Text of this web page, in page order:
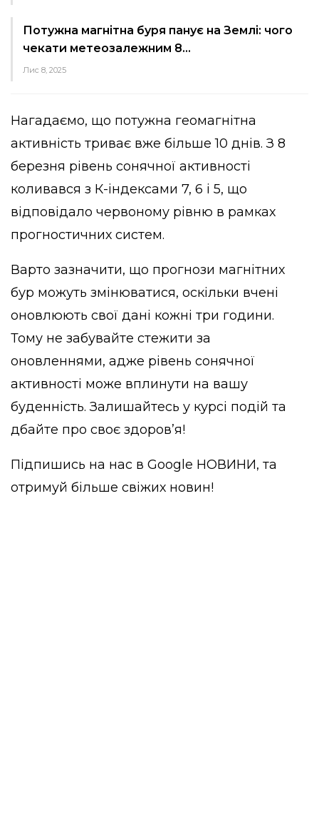
Потужна магнітна буря панує на Землі: чого
чекати метеозалежним 8…
Лис 8, 2025
Нагадаємо, що потужна геомагнітна
активність триває вже більше 10 днів. З 8
березня рівень сонячної активності
коливався з К-індексами 7, 6 і 5, що
відповідало червоному рівню в рамках
прогностичних систем.
Варто зазначити, що прогнози магнітних
бур можуть змінюватися, оскільки вчені
оновлюють свої дані кожні три години.
Тому не забувайте стежити за
оновленнями, адже рівень сонячної
активності може вплинути на вашу
буденність. Залишайтесь у курсі подій та
дбайте про своє здоров’я!
Підпишись на нас в Google НОВИНИ, та
отримуй більше свіжих новин!